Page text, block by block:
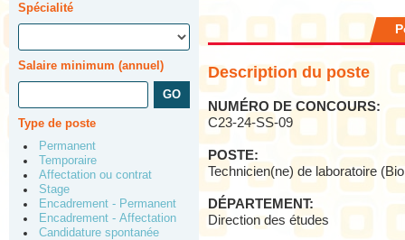
Spécialité
Salaire minimum (annuel)
Type de poste
Permanent
Temporaire
Affectation ou contrat
Stage
Encadrement - Permanent
Encadrement - Affectation
Candidature spontanée
Description du poste
NUMÉRO DE CONCOURS:
C23-24-SS-09
POSTE:
Technicien(ne) de laboratoire
DÉPARTEMENT:
Direction des études